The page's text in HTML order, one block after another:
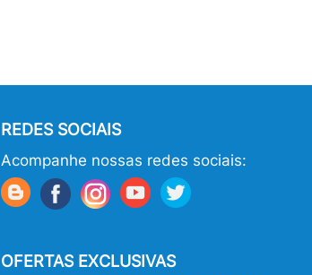
REDES SOCIAIS
Acompanhe nossas redes sociais:
OFERTAS EXCLUSIVAS